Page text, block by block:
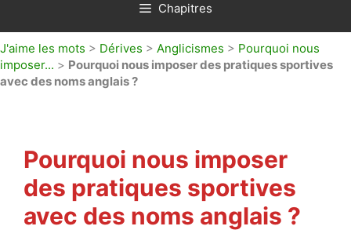
Chapitres
J'aime les mots > Dérives > Anglicismes > Pourquoi nous
imposer... > Pourquoi nous imposer des pratiques sportives
avec des noms anglais ?
Pourquoi nous imposer
des pratiques sportives
avec des noms anglais ?